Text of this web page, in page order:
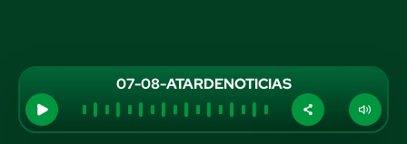
07-08-ATARDENOTICIAS